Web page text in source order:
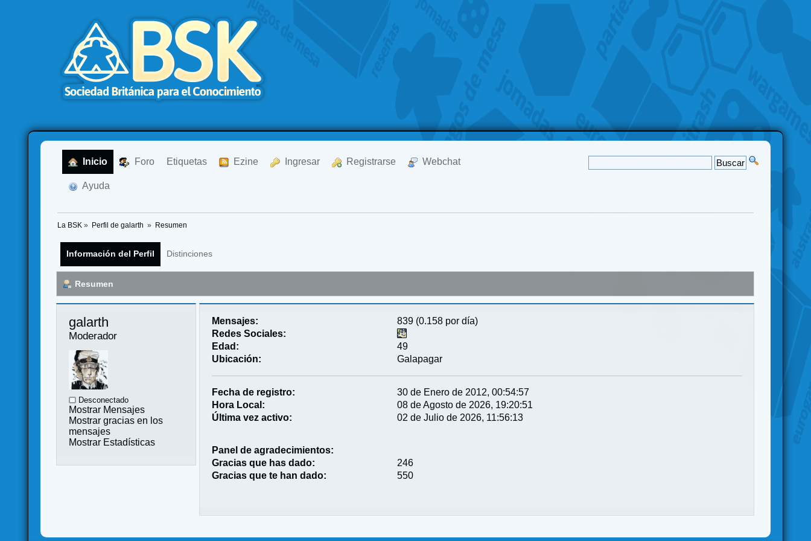
Inicio Foro Etiquetas Ezine Ingresar Registrarse Webchat
Ayuda
La BSK » Perfil de galarth » Resumen
Información del Perfil Distinciones
Resumen
galarth
Moderador
Desconectado
Mostrar Mensajes
Mostrar gracias en los
mensajes
Mostrar Estadísticas
Mensajes:
839 (0.158 por día)
Redes Sociales:
Edad:
49
Ubicación:
Galapagar
Fecha de registro:
30 de Enero de 2012, 00:54:57
Hora Local:
08 de Agosto de 2026, 19:20:51
Última vez activo:
02 de Julio de 2026, 11:56:13
Panel de agradecimientos:
Gracias que has dado:
246
Gracias que te han dado:
550